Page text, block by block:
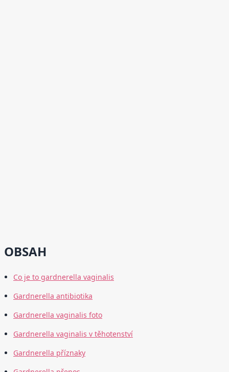
OBSAH
Co je to gardnerella vaginalis
Gardnerella antibiotika
Gardnerella vaginalis foto
Gardnerella vaginalis v těhotenství
Gardnerella příznaky